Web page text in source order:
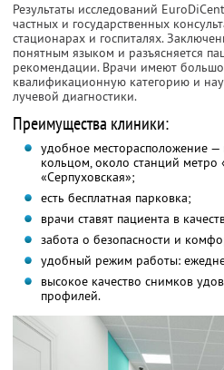
Результаты исследований
частных и государственных
стационарах и госпиталях.
понятным языком и разъясняется
рекомендации. Врачи имеют
квалификационную категорию и
лучевой диагностики.
Преимущества клиники:
удобное месторасположение
кольцом, около станций
«Серпуховская»;
есть бесплатная парковка;
врачи ставят пациента в
забота о безопасности и
удобный режим работы:
высокое качество снимков
профилей.